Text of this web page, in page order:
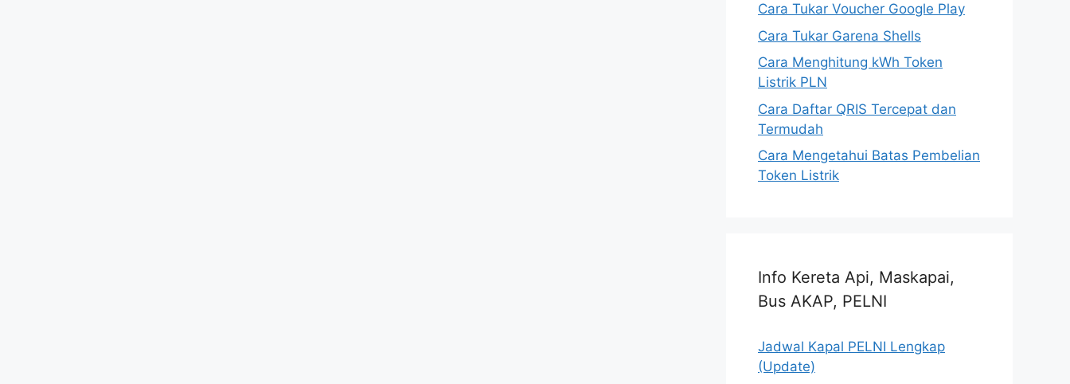
Cara Tukar Voucher Google Play
Cara Tukar Garena Shells
Cara Menghitung kWh Token
Listrik PLN
Cara Daftar QRIS Tercepat dan
Termudah
Cara Mengetahui Batas Pembelian
Token Listrik
Info Kereta Api, Maskapai,
Bus AKAP, PELNI
Jadwal Kapal PELNI Lengkap
(Update)